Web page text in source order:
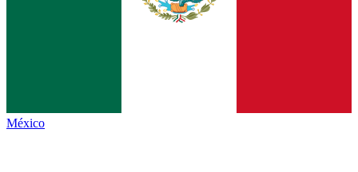
México